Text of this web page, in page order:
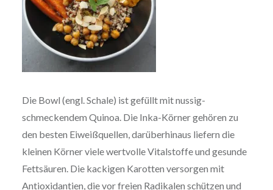
Die Bowl (engl. Schale) ist gefüllt mit nussig-
schmeckendem Quinoa. Die Inka-Körner gehören zu
den besten Eiweißquellen, darüberhinaus liefern die
kleinen Körner viele wertvolle Vitalstoffe und gesunde
Fettsäuren. Die kackigen Karotten versorgen mit
Antioxidantien, die vor freien Radikalen schützen und